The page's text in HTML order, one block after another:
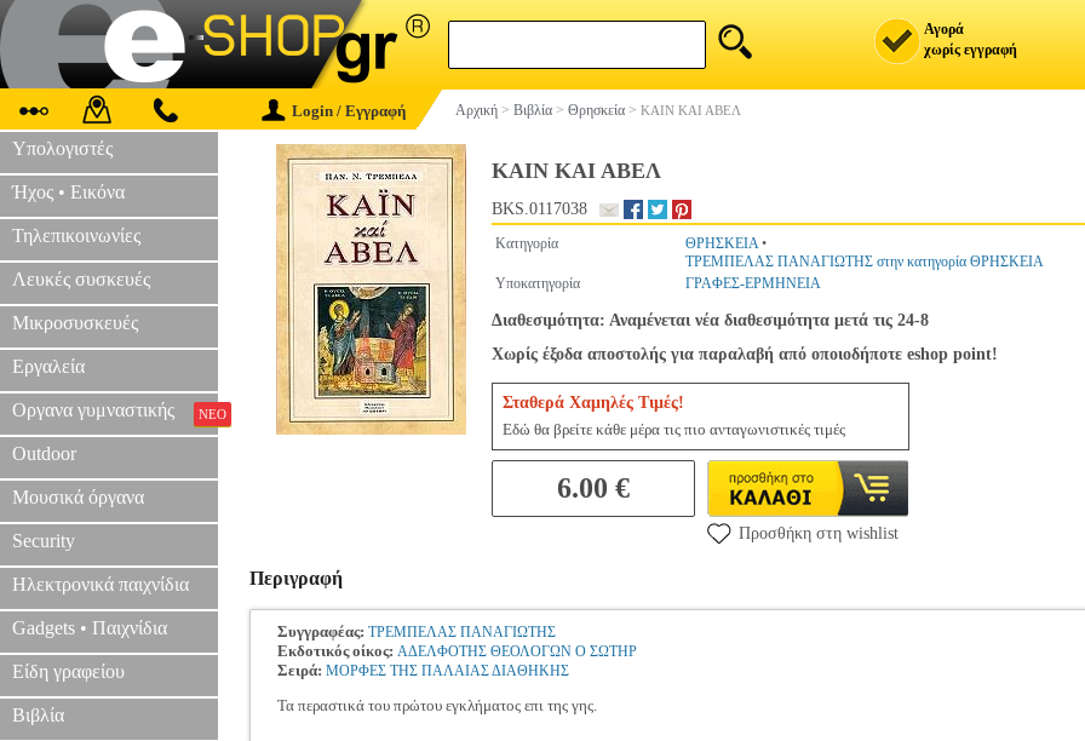
Αγορά
χωρίς εγγραφή
Login / Εγγραφή Αρχική > Βιβλία > Θρησκεία > ΚΑΙΝ ΚΑΙ ΑΒΕΛ
Υπολογιστές
Ήχος • Εικόνα
Τηλεπικοινωνίες
Λευκές συσκευές
Μικροσυσκευές
Εργαλεία
Οργανα γυμναστικής ΝΕΟ
Outdoor
Μουσικά όργανα
Security
Ηλεκτρονικά παιχνίδια
Gadgets • Παιχνίδια
Είδη γραφείου
Βιβλία
ΚΑΙΝ ΚΑΙ ΑΒΕΛ
BKS.0117038
Κατηγορία ΘΡΗΣΚΕΙΑ•
ΤΡΕΜΠΕΛΑΣ ΠΑΝΑΓΙΩΤΗΣ στην κατηγορία ΘΡΗΣΚΕΙΑ
Υποκατηγορία
ΓΡΑΦΕΣ-ΕΡΜΗΝΕΙΑ
Διαθεσιμότητα: Αναμένεται νέα διαθεσιμότητα μετά τις 24-8
Χωρίς έξοδα αποστολής για παραλαβή από οποιοδήποτε eshop point!
Σταθερά Χαμηλές Τιμές!
Εδώ θα βρείτε κάθε μέρα τις πιο ανταγωνιστικές τιμές
6.00 €
Προσθήκη στη wishlist
Περιγραφή
Συγγραφέας: ΤΡΕΜΠΕΛΑΣ ΠΑΝΑΓΙΩΤΗΣ
Εκδοτικός οίκος: ΑΔΕΛΦΟΤΗΣ ΘΕΟΛΟΓΩΝ Ο ΣΩΤΗΡ
Σειρά: ΜΟΡΦΕΣ ΤΗΣ ΠΑΛΑΙΑΣ ΔΙΑΘΗΚΗΣ
Τα περαστικά του πρώτου εγκλήματος επι της γης.